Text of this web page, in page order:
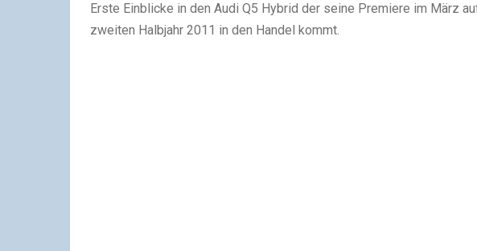
Erste Einblicke in den Audi Q5 Hybrid der seine Premiere im März
zweiten Halbjahr 2011 in den Handel kommt.